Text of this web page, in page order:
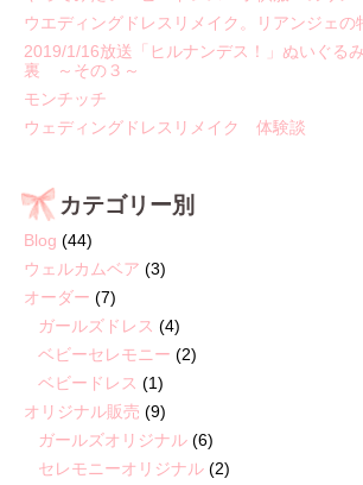
ウエディングドレスリメイク。リアンジェの
2019/1/16放送「ヒルナンデス！」ぬいぐる
裏 ～その３～
モンチッチ
ウェディングドレスリメイク 体験談
カテゴリー別
Blog (44)
ウェルカムベア (3)
オーダー (7)
ガールズドレス (4)
ベビーセレモニー (2)
ベビードレス (1)
オリジナル販売 (9)
ガールズオリジナル (6)
セレモニーオリジナル (2)